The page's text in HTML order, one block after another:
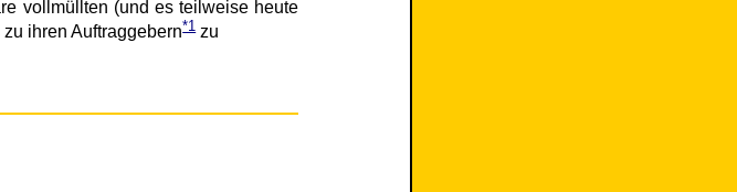
vollmüllten (und es teilweise heute
ihren Auftraggebern*1zu